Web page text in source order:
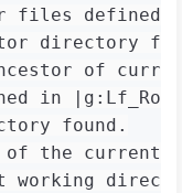
files defined
directory
of
in
found.
the current
working